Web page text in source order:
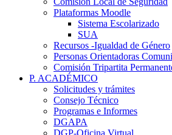
Plataformas Moodle
Sistema Escolarizado
SUA
Recursos -Igualdad de Género
Personas Orientadoras
Comisión Tripartita
P. ACADÉMICO
Solicitudes y trámites
Consejo Técnico
Programas e Informes
DGAPA
DGP-Oficina Virtual